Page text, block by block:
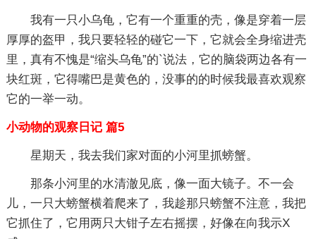
我有一只小乌龟，它有一个重重的壳，像是穿着一层
厚厚的盔甲，我只要轻轻的碰它一下，它就会全身缩进壳
里，真有不愧是“缩头乌龟”的`说法，它的脑袋两边各有一
块红斑，它得嘴巴是黄色的，没事的的时候我最喜欢观察
它的一举一动。
小动物的观察日记 篇5
星期天，我去我们家对面的小河里抓螃蟹。
那条小河里的水清澈见底，像一面大镜子。不一会
儿，一只大螃蟹横着爬来了，我趁那只螃蟹不注意，我把
它抓住了，它用两只大钳子左右摇摆，好像在向我示X